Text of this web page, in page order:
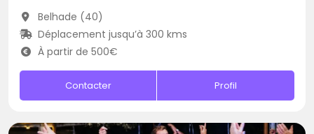
Belhade (40)
Déplacement jusqu’à 300 kms
À partir de 500€
Contacter Profil